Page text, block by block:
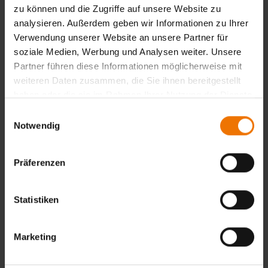
zu können und die Zugriffe auf unsere Website zu
analysieren. Außerdem geben wir Informationen zu Ihrer
Verwendung unserer Website an unsere Partner für
soziale Medien, Werbung und Analysen weiter. Unsere
Partner führen diese Informationen möglicherweise mit
weiteren Daten zusammen, die Sie ihnen bereitgestellt
Notwendig
Präferenzen
Statistiken
Marketing
Rohrleitungsbau: Unsere Leistungen in Schweißtechnik,
Werkstoffprüfung, Ausbildung, Beratung sowie Forschung
und Innovation sorgen für die nötige Sicherheit, Effizienz
und Zukunftsfähigkeit Ihrer Projekte.
Windenergie – Sicherheit und Qualität im
Wasserstoff & Druckgeräte – Sicherheit nach